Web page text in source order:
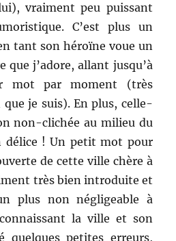
vraiment peu puissant
C’est plus un
tant son héroïne voue un
que j’adore, allant jusqu’à
mot par moment (très
je suis). En plus, celle-
non-clichée au milieu du
délice ! Un petit mot pour
de cette ville chère à
très bien introduite et
plus non négligeable à
la ville et son
quelques petites erreurs,